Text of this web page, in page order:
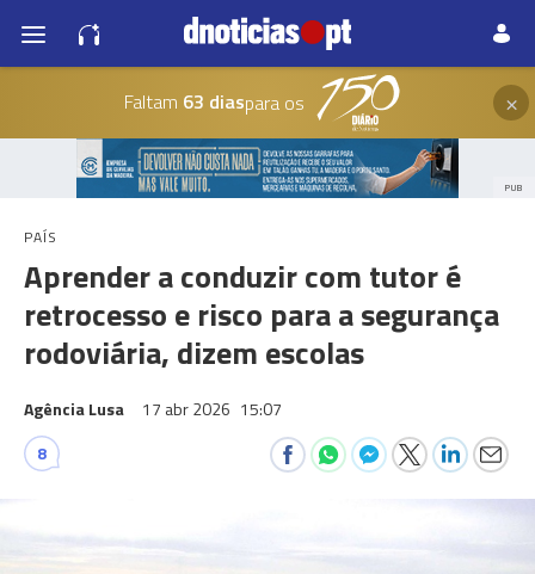
Faltam 63 diaspara os ×
PUB
PAÍS
Aprender a conduzir com tutor é
retrocesso e risco para a segurança
rodoviária, dizem escolas
Agência Lusa 17 abr 2026 15:07
8